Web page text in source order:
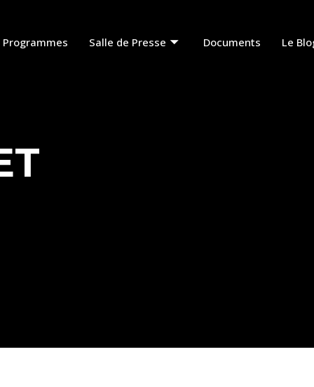
Programmes Salle de Presse Documents Le